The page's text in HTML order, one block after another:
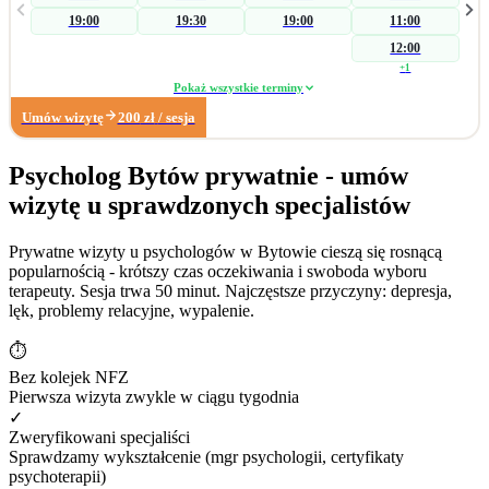
skierowania na badania laboratoryjne w celu wykluczenia somatycznych
przyczyn zaburzenia, a następnie koncentruję się na czynnikach
psychogennych. W zakresie wsparcia seksuologicznego pomagam parom i
osobom indywidualnym podczas konfliktów wpływających na ich seksualność.
Pracuję również z: • zaburzeniami libido (hiperlibidemia, hipolibidemia), •
od pornografii oraz masturbacji, • wpływem substancji psychoaktywnych na
seksualność. Poza obszarem seksuologicznym wspieram osoby z trudnościami
w radzeniu sobie z: • zarządzaniem trudnymi emocjami, • relacjami
społecznymi, • sytuacjami kryzysowymi i stresem adaptacyjnym, • obniżonym
nastrojem i lękiem. Dzięki wieloletniemu doświadczeniu w biznesie zapraszam
również na konsultacje dotyczące: • wypalenia zawodowego, • kryzysu
związanego z długotrwałym poszukiwaniem pracy, • stresu związanego ze
zmianą zawodową. Moje największe sukcesy zawodowe: • terapia
krótkoterminowa, której efektem było dokonanie coming outu w rodzinie, •
diagnoza wytrysku wstecznego, • diagnoza pochwicy.
19:00
19:30
19:00
11:00
12:00
+1
Pokaż wszystkie terminy
Umów wizytę 200 zł / sesja
Psycholog Bytów prywatnie - umów
wizytę u sprawdzonych specjalistów
Prywatne wizyty u psychologów w Bytowie cieszą się rosnącą
popularnością - krótszy czas oczekiwania i swoboda wyboru
terapeuty. Sesja trwa 50 minut. Najczęstsze przyczyny: depresja,
lęk, problemy relacyjne, wypalenie.
⏱
Bez kolejek NFZ
Pierwsza wizyta zwykle w ciągu tygodnia
✓
Zweryfikowani specjaliści
Sprawdzamy wykształcenie (mgr psychologii, certyfikaty
psychoterapii)